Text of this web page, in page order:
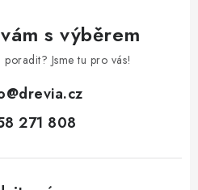
s výběrem
Jsme tu pro vás!
@drevia.cz
271 808